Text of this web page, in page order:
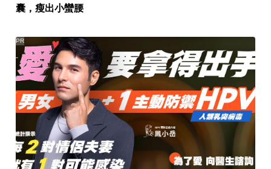
囊，瘦出小蠻腰
PR